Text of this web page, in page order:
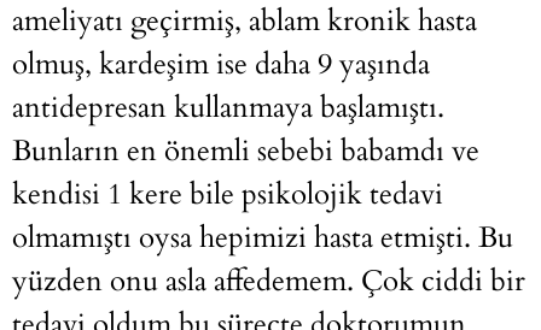
ameliyatı geçirmiş, ablam kronik hasta
olmuş, kardeşim ise daha 9 yaşında
antidepresan kullanmaya başlamıştı.
Bunların en önemli sebebi babamdı ve
kendisi 1 kere bile psikolojik tedavi
olmamıştı oysa hepimizi hasta etmişti. Bu
yüzden onu asla affedemem. Çok ciddi bir